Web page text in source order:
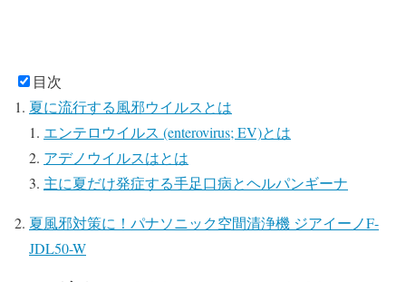
目次
夏に流行する風邪ウイルスとは
エンテロウイルス (enterovirus; EV)とは
アデノウイルスはとは
主に夏だけ発症する手足口病とヘルパンギーナ
夏風邪対策に！パナソニック空間清浄機 ジアイーノF-
JDL50-W